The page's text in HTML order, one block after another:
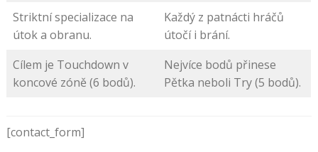
Striktní specializace na
útok a obranu.
Každý z patnácti hráčů
útočí i brání.
Cílem je Touchdown v
koncové zóně (6 bodů).
Nejvíce bodů přinese
Pětka neboli Try (5 bodů).
[contact_form]